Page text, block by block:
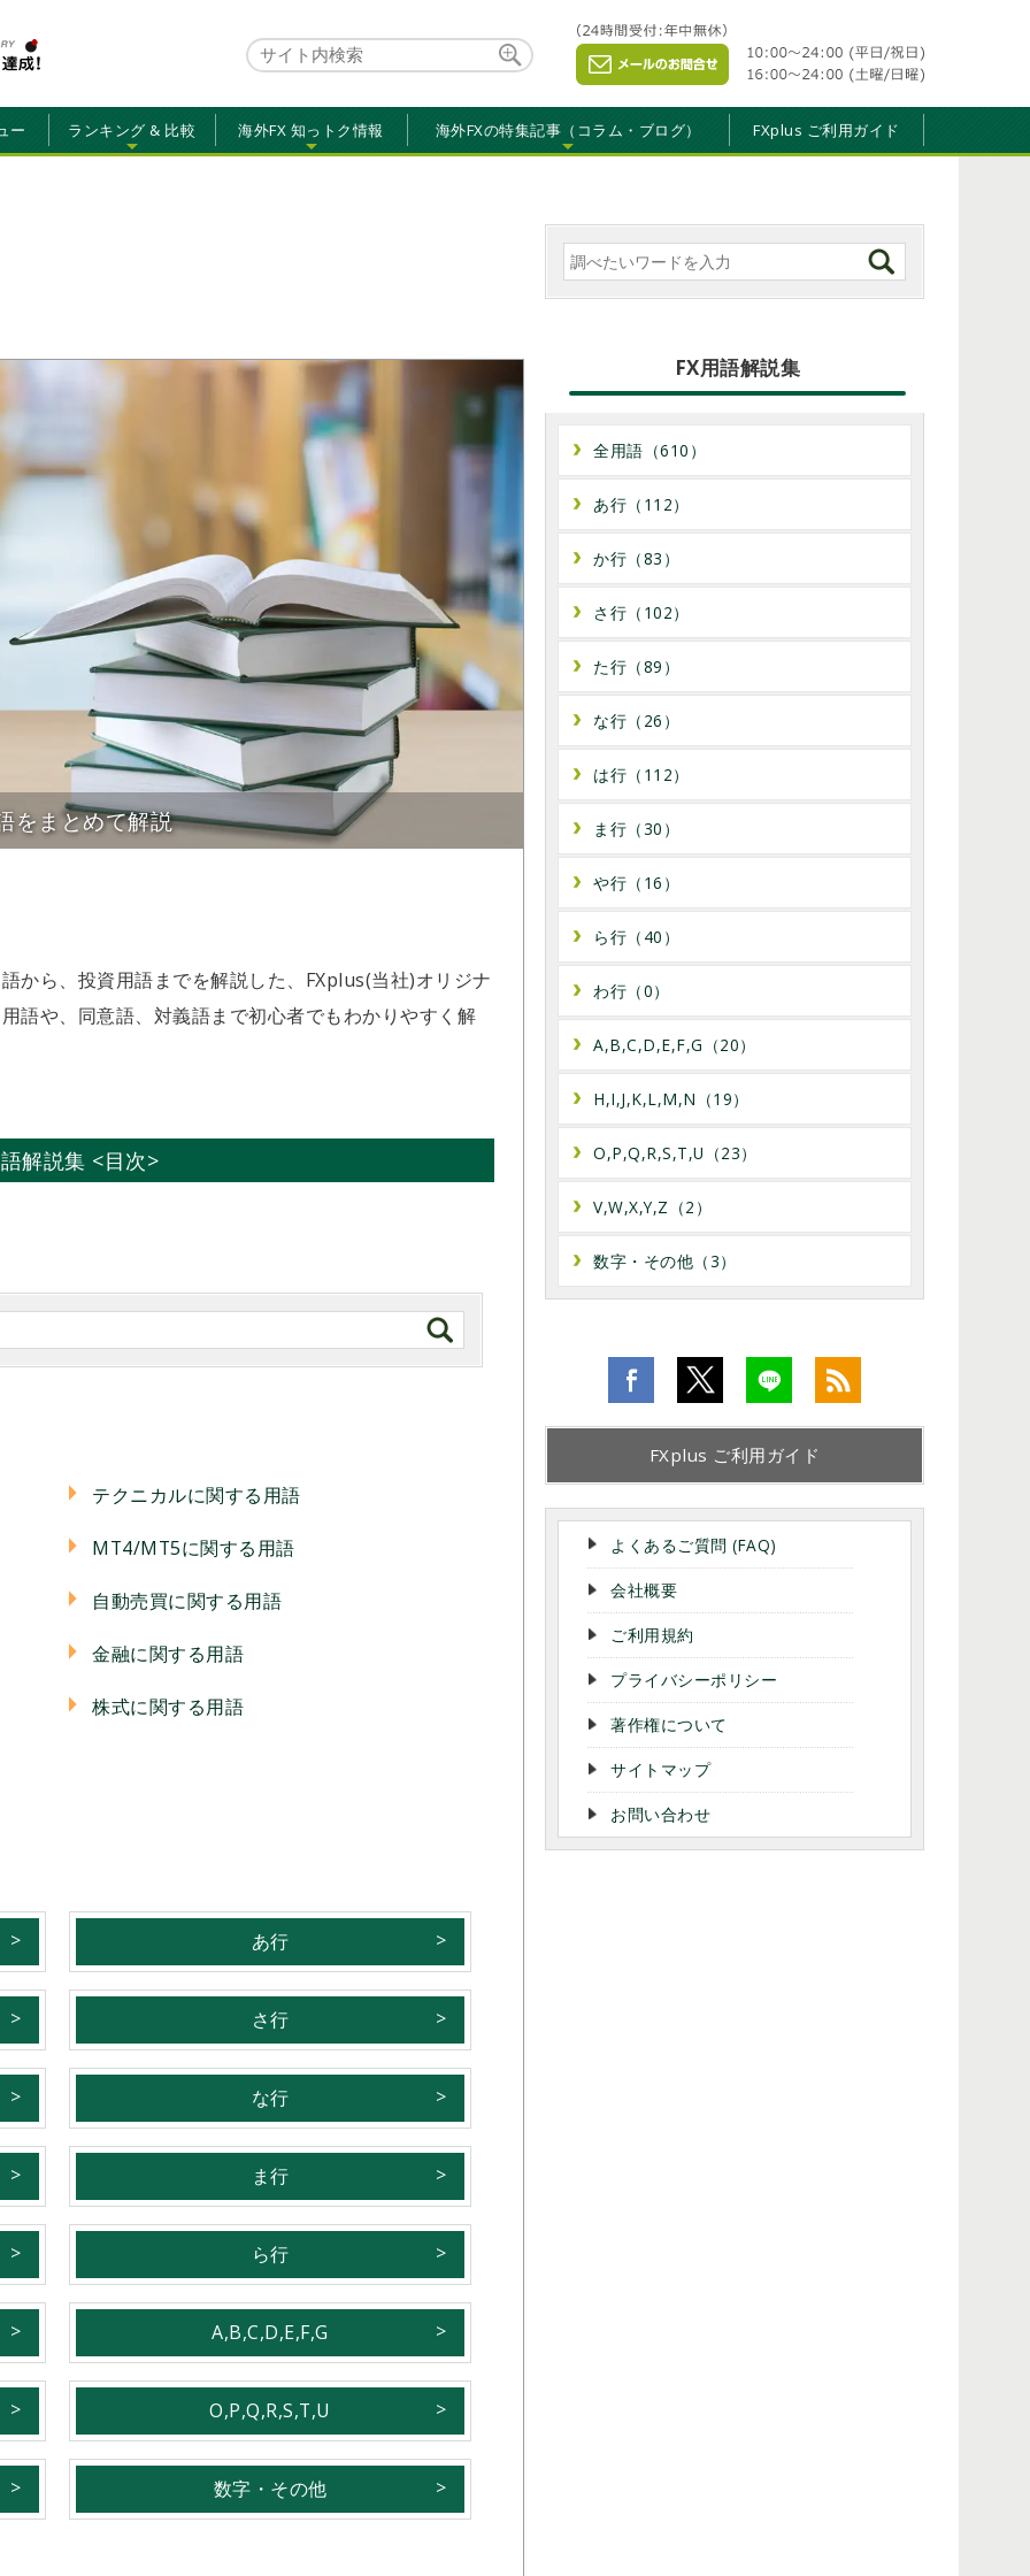
ー ランキング & 比較 海外FX 知っトク情報 海外FXの特集記事（コラム・ブログ） FXplus ご利用ガイド
をまとめて解説
から、投資用語までを解説した、FXplus(当社)オリジナ
語や、同意語、対義語まで初心者でもわかりやすく解
解説集 <目次>
テクニカルに関する用語
MT4/MT5に関する用語
自動売買に関する用語
金融に関する用語
株式に関する用語
あ行
さ行
な行
ま行
ら行
A,B,C,D,E,F,G
O,P,Q,R,S,T,U
数字・その他
FX用語解説集
全用語（610）
あ行（112）
か行（83）
さ行（102）
た行（89）
な行（26）
は行（112）
ま行（30）
や行（16）
ら行（40）
わ行（0）
A,B,C,D,E,F,G（20）
H,I,J,K,L,M,N（19）
O,P,Q,R,S,T,U（23）
V,W,X,Y,Z（2）
数字・その他（3）
FXplus ご利用ガイド
よくあるご質問 (FAQ)
会社概要
ご利用規約
プライバシーポリシー
著作権について
サイトマップ
お問い合わせ